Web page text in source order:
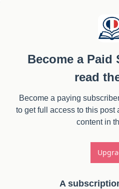
Become a Paid
read
Become a paying
to get full access to this post
content in
A